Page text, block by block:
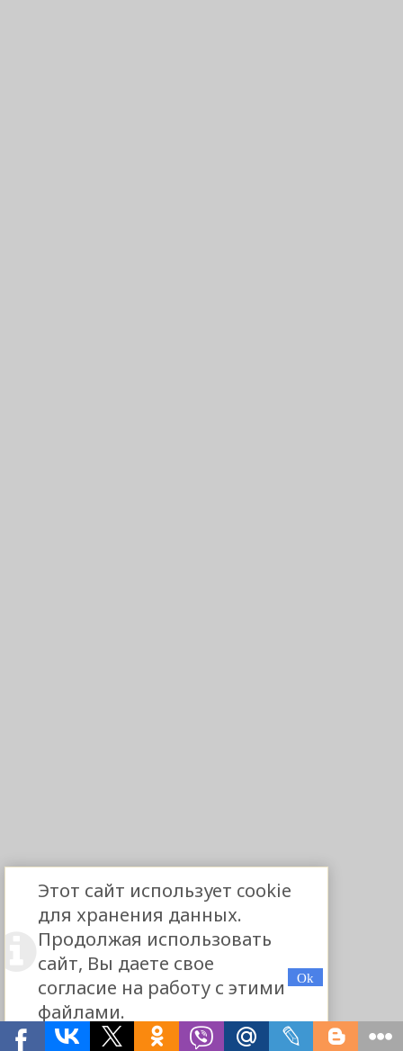
Этот сайт использует cookie
для хранения данных.
Продолжая использовать
сайт, Вы даете свое
согласие на работу с этими
файлами.